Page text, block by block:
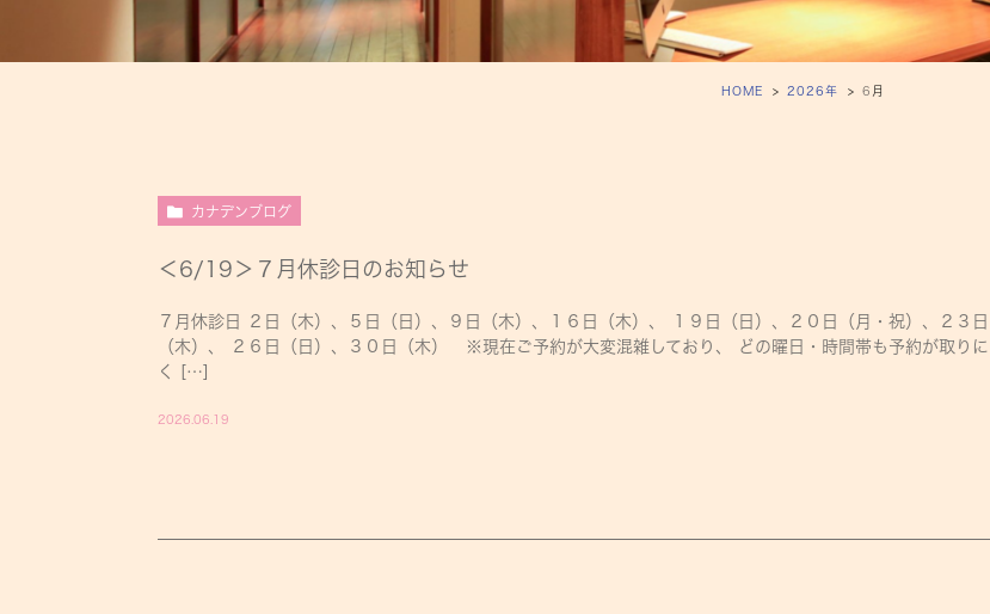
HOME 2026年 6 月
カナデンブログ
＜6/19＞７月休診日のお知らせ
７月休診日 ２日（木）、５日（日）、９日（木）、１６日（木）、 １９日（日）、２０日（月・祝）、２３日
（木）、 ２６日（日）、３０日（木） ※現在ご予約が大変混雑しており、 どの曜日・時間帯も予約が取りに
く […]
2026.06.19